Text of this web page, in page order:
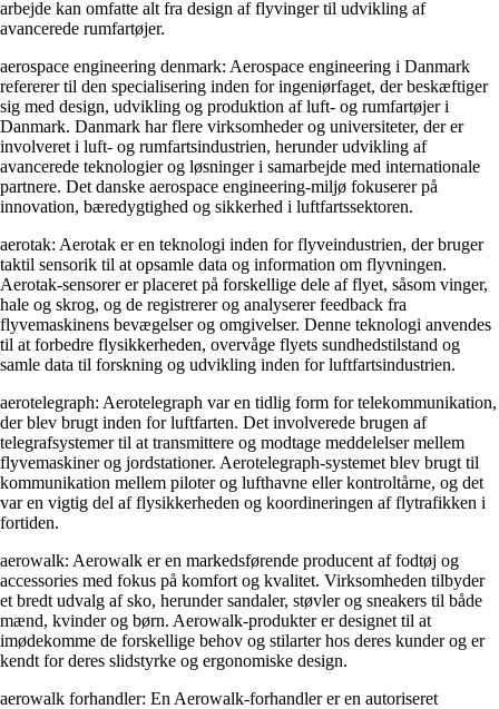
arbejde kan omfatte alt fra design af flyvinger til udvikling af
avancerede rumfartøjer.
aerospace engineering denmark: Aerospace engineering i Danmark
refererer til den specialisering inden for ingeniørfaget, der beskæftiger
sig med design, udvikling og produktion af luft- og rumfartøjer i
Danmark. Danmark har flere virksomheder og universiteter, der er
involveret i luft- og rumfartsindustrien, herunder udvikling af
avancerede teknologier og løsninger i samarbejde med internationale
partnere. Det danske aerospace engineering-miljø fokuserer på
innovation, bæredygtighed og sikkerhed i luftfartssektoren.
aerotak: Aerotak er en teknologi inden for flyveindustrien, der bruger
taktil sensorik til at opsamle data og information om flyvningen.
Aerotak-sensorer er placeret på forskellige dele af flyet, såsom vinger,
hale og skrog, og de registrerer og analyserer feedback fra
flyvemaskinens bevægelser og omgivelser. Denne teknologi anvendes
til at forbedre flysikkerheden, overvåge flyets sundhedstilstand og
samle data til forskning og udvikling inden for luftfartsindustrien.
aerotelegraph: Aerotelegraph var en tidlig form for telekommunikation,
der blev brugt inden for luftfarten. Det involverede brugen af
telegrafsystemer til at transmittere og modtage meddelelser mellem
flyvemaskiner og jordstationer. Aerotelegraph-systemet blev brugt til
kommunikation mellem piloter og lufthavne eller kontroltårne, og det
var en vigtig del af flysikkerheden og koordineringen af flytrafikken i
fortiden.
aerowalk: Aerowalk er en markedsførende producent af fodtøj og
accessories med fokus på komfort og kvalitet. Virksomheden tilbyder
et bredt udvalg af sko, herunder sandaler, støvler og sneakers til både
mænd, kvinder og børn. Aerowalk-produkter er designet til at
imødekomme de forskellige behov og stilarter hos deres kunder og er
kendt for deres slidstyrke og ergonomiske design.
aerowalk forhandler: En Aerowalk-forhandler er en autoriseret